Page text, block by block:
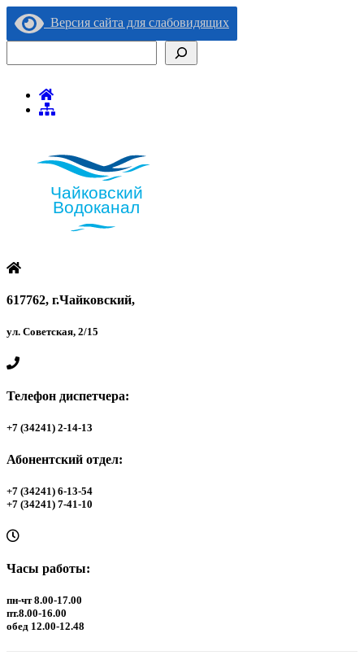
Версия сайта для слабовидящих
617762, г.Чайковский,
ул. Советская, 2/15
Телефон диспетчера:
+7 (34241) 2-14-13
Абонентский отдел:
+7 (34241) 6-13-54
+7 (34241) 7-41-10
Часы работы:
пн-чт 8.00-17.00
пт.8.00-16.00
обед 12.00-12.48